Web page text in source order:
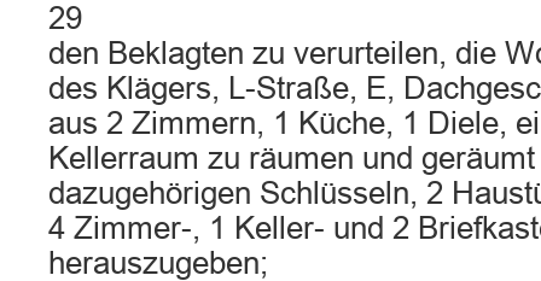
29
den Beklagten zu verurteilen, die
des Klägers, L-Straße, E,
aus 2 Zimmern, 1 Küche, 1 Diele,
Kellerraum zu räumen und
dazugehörigen Schlüsseln, 2
4 Zimmer-, 1 Keller- und 2
herauszugeben;